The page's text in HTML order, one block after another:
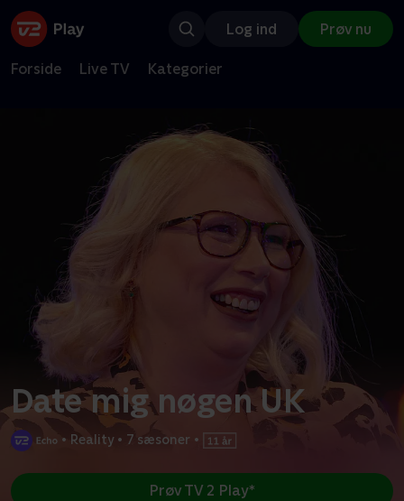
Log ind Prøv nu
Forside Live TV Kategorier
Date mig nøgen UK
• Reality • 7 sæsoner •
Prøv TV 2 Play*